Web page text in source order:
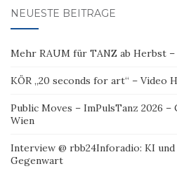
NEUESTE BEITRÄGE
Mehr RAUM für TANZ ab Herbst
KÖR „20 seconds for art“ – Video
Public Moves – ImPulsTanz 2026
Wien
Interview @ rbb24Inforadio: KI
Gegenwart